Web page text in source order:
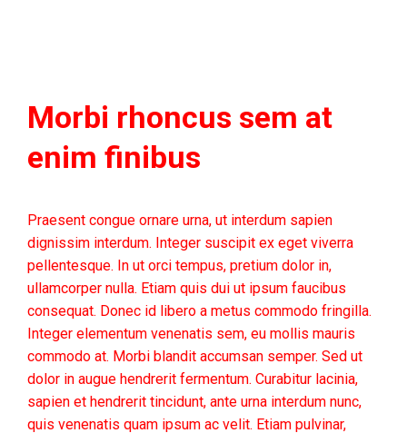
Morbi rhoncus sem at
enim finibus
Praesent congue ornare urna, ut interdum sapien
dignissim interdum. Integer suscipit ex eget viverra
pellentesque. In ut orci tempus, pretium dolor in,
ullamcorper nulla. Etiam quis dui ut ipsum faucibus
consequat. Donec id libero a metus commodo fringilla.
Integer elementum venenatis sem, eu mollis mauris
commodo at. Morbi blandit accumsan semper. Sed ut
dolor in augue hendrerit fermentum. Curabitur lacinia,
sapien et hendrerit tincidunt, ante urna interdum nunc,
quis venenatis quam ipsum ac velit. Etiam pulvinar,